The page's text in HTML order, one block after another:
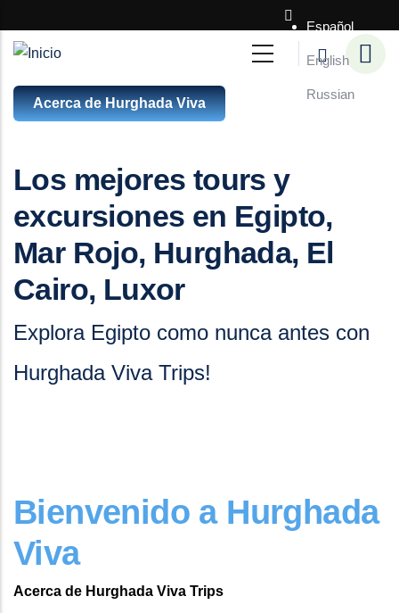
Español
English
Russian
Acerca de Hurghada Viva
Los mejores tours y
excursiones en Egipto,
Mar Rojo, Hurghada, El
Cairo, Luxor
Explora Egipto como nunca antes con
Hurghada Viva Trips!
Bienvenido a Hurghada
Viva
Acerca de Hurghada Viva Trips